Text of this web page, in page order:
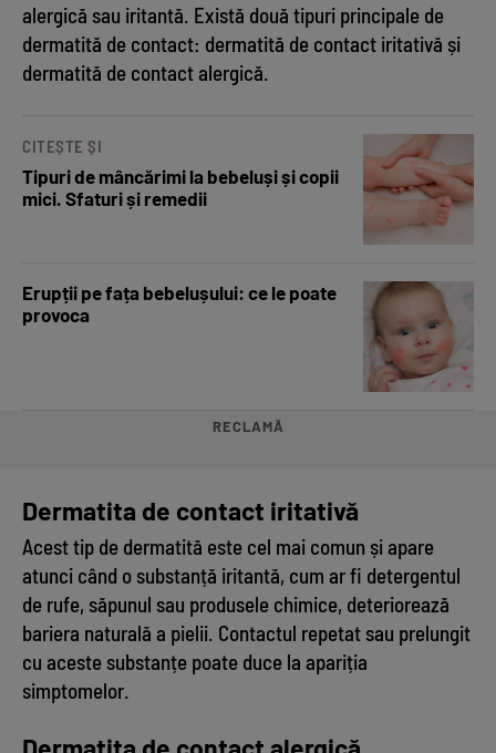
alergică sau iritantă. Există două tipuri principale de
dermatită de contact: dermatită de contact iritativă și
dermatită de contact alergică.
CITEȘTE ȘI
Tipuri de mâncărimi la bebeluși și copii
mici. Sfaturi și remedii
Erupții pe fața bebelușului: ce le poate
provoca
RECLAMĂ
Dermatita de contact iritativă
Acest tip de dermatită este cel mai comun și apare
atunci când o substanță iritantă, cum ar fi detergentul
de rufe, săpunul sau produsele chimice, deteriorează
bariera naturală a pielii. Contactul repetat sau prelungit
cu aceste substanțe poate duce la apariția
simptomelor.